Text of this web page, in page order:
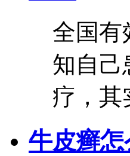
全国有
知自己
疗，其
牛皮癣